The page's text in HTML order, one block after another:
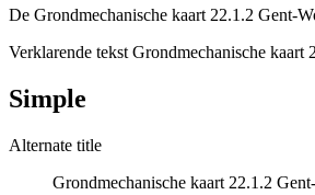
De Grondmechanische kaart 22.1.2 Gent-
Verklarende tekst Grondmechanische
Simple
Alternate title
Grondmechanische kaart 22.1.2